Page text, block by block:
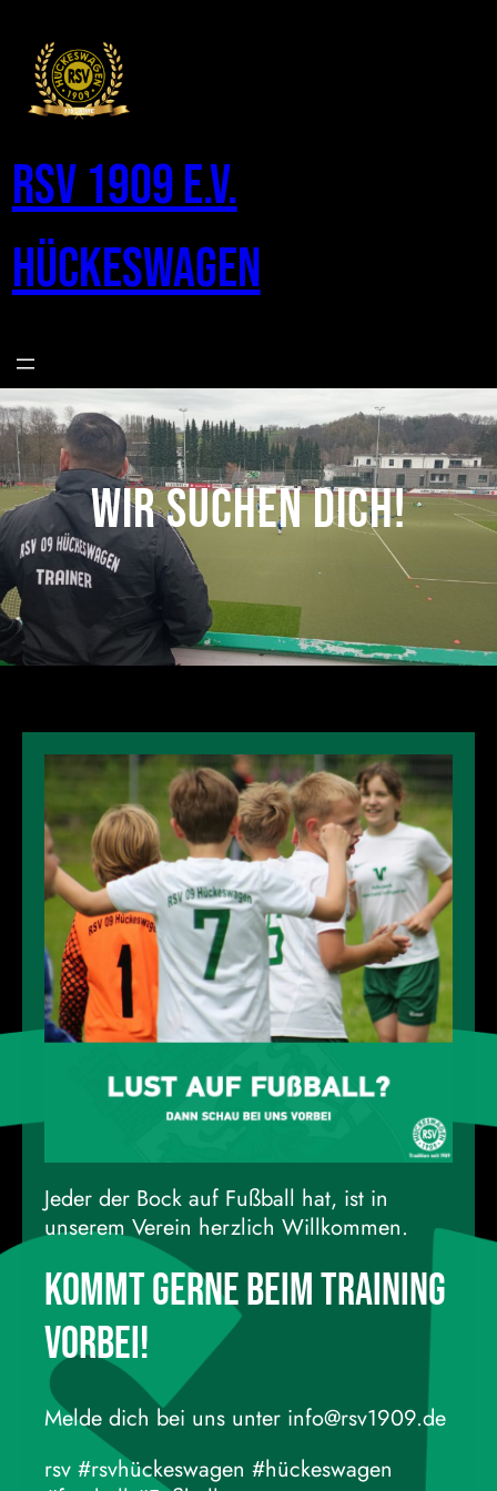
springen
RSV 1909 e.V.
Hückeswagen
Wir suchen dich!
Jeder der Bock auf Fußball hat, ist in
unserem Verein herzlich Willkommen.
Kommt gerne beim Training
vorbei!
Melde dich bei uns unter info@rsv1909.de
rsv #rsvhückeswagen #hückeswagen